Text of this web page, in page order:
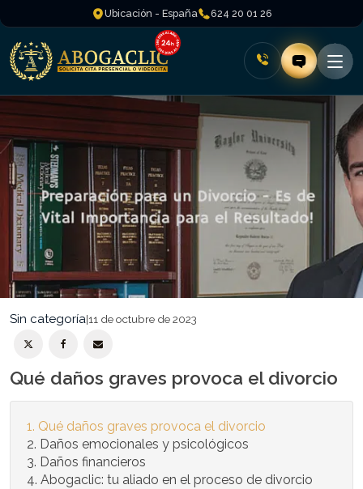
Ubicación - España 624 20 01 26
Sin categoría|11 de octubre de 2023
Qué daños graves provoca el divorcio
Qué daños graves provoca el divorcio
Daños emocionales y psicológicos
Daños financieros
Abogaclic: tu aliado en el proceso de divorcio